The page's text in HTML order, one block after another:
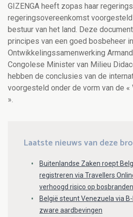
GIZENGA heeft zopas haar
regeringsovereenkomst
bestuur van het land. Deze
principes van een goed bosbeheer
Ontwikkelingssamenwerking Armand
Congolese Minister van Milieu
hebben de conclusies van de
voorgesteld onder de vorm van de «
».
Laatste nieuws van deze
Buitenlandse Zaken roept
registreren via Travellers
verhoogd risico op bosbranden
België steunt Venezuela via
zware aardbevingen